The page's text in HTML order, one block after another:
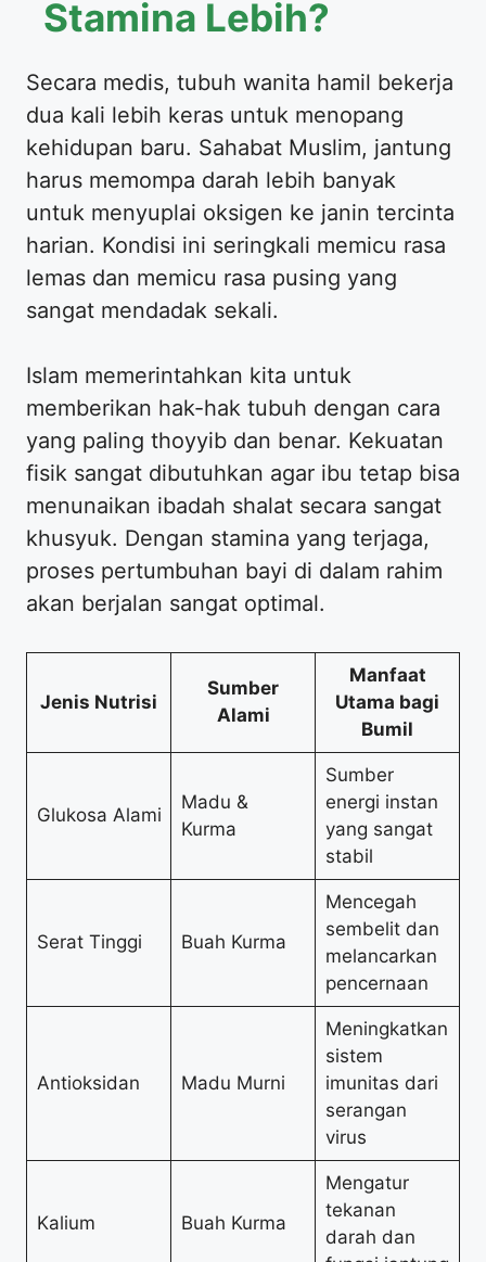
Stamina Lebih?
Secara medis, tubuh wanita hamil bekerja
dua kali lebih keras untuk menopang
kehidupan baru. Sahabat Muslim, jantung
harus memompa darah lebih banyak
untuk menyuplai oksigen ke janin tercinta
harian. Kondisi ini seringkali memicu rasa
lemas dan memicu rasa pusing yang
sangat mendadak sekali.
Islam memerintahkan kita untuk
memberikan hak-hak tubuh dengan cara
yang paling thoyyib dan benar. Kekuatan
fisik sangat dibutuhkan agar ibu tetap bisa
menunaikan ibadah shalat secara sangat
khusyuk. Dengan stamina yang terjaga,
proses pertumbuhan bayi di dalam rahim
akan berjalan sangat optimal.
Jenis Nutrisi
Sumber
Alami
Manfaat
Utama bagi
Bumil
Glukosa Alami
Madu &
Kurma
Sumber
energi instan
yang sangat
stabil
Serat Tinggi Buah Kurma
Mencegah
sembelit dan
melancarkan
pencernaan
Antioksidan Madu Murni
Meningkatkan
sistem
imunitas dari
serangan
virus
Kalium Buah Kurma
Mengatur
tekanan
darah dan